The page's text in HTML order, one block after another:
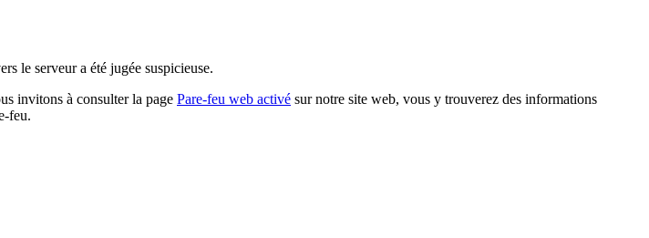
le serveur a été jugée suspicieuse.
invitons à consulter la page Pare-feu web activé sur notre site web, vous y trouverez des informations
feu.